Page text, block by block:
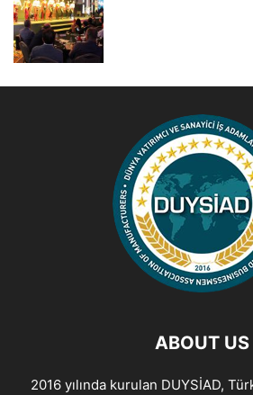
ABOUT US
2016 yılında kurulan DUYSİAD,